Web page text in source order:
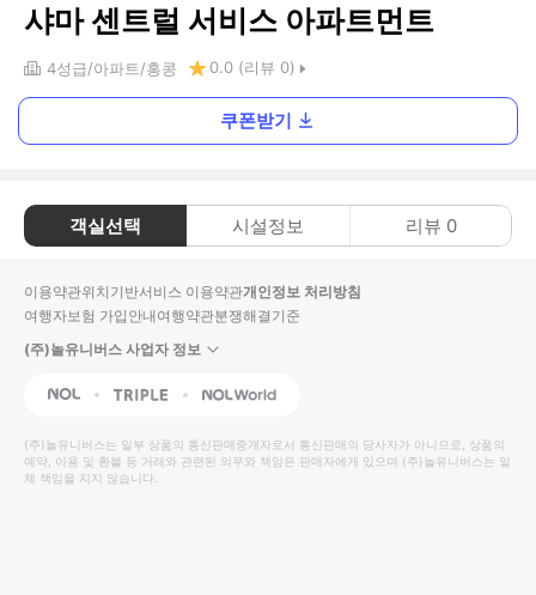
샤마 센트럴 서비스 아파트먼트
4성급 아파트 홍콩 0.0 (리뷰 0)
쿠폰받기
객실선택 시설정보 리뷰 0
이용약관위치기반서비스 이용약관개인정보 처리방침
여행자보험 가입안내여행약관분쟁해결기준
(주)놀유니버스 사업자 정보
NOL Triple Interpark Global
(주)놀유니버스는 일부 상품의 통신판매중개자로서 통신판매의 당사자가 아니므로, 상품의
예약, 이용 및 환불 등 거래와 관련된 의무와 책임은 판매자에게 있으며 (주)놀유니버스는 일
체 책임을 지지 않습니다.